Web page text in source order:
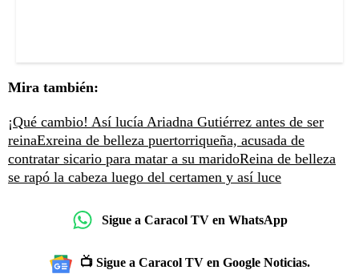
Mira también:
¡Qué cambio! Así lucía Ariadna Gutiérrez antes de ser
reinaExreina de belleza puertorriqueña, acusada de
contratar sicario para matar a su maridoReina de belleza
se rapó la cabeza luego del certamen y así luce
Sigue a Caracol TV en WhatsApp
📺 Sigue a Caracol TV en Google Noticias.